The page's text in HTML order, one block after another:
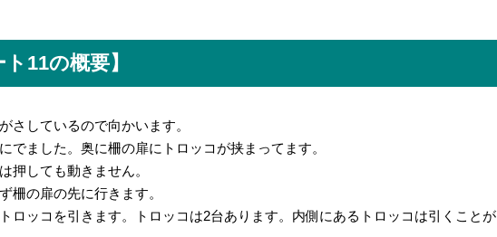
ト11の概要】
さしているので向かいます。
でました。奥に柵の扉にトロッコが挟まってます。
押しても動きません。
柵の扉の先に行きます。
ロッコを引きます。トロッコは2台あります。内側にあるトロッコは引くことが